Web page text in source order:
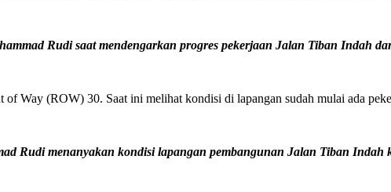
Rudi saat mendengarkan progres pekerjaan Jalan Tiban Indah
Way (ROW) 30. Saat ini melihat kondisi di lapangan sudah mulai ada
Rudi menanyakan kondisi lapangan pembangunan Jalan Tiban